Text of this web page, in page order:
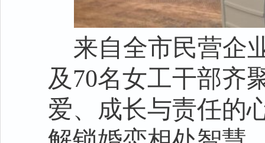
来自全市民营企
及70名女工干部齐
爱、成长与责任的